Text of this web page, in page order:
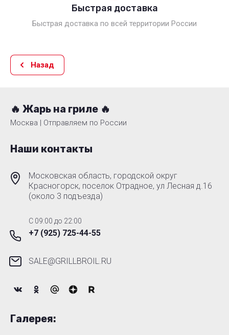
Быстрая доставка
Быстрая доставка по всей территории России
Назад
🔥 Жарь на гриле 🔥
Москва | Отправляем по России
Наши контакты
Московская область, городской округ
Красногорск, поселок Отрадное, ул Лесная д.16
(около 3 подъезда)
C 09:00 до 22:00
+7 (925) 725-44-55
SALE@GRILLBROIL.RU
Галерея: